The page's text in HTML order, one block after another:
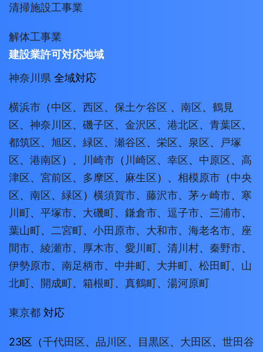
清掃施設工事業
解体工事業
建設業許可対応地域
神奈川県 全域対応
横浜市 （中区、 西区、 保土ケ谷区 、 南区、 鶴見
区、 神奈川区、 磯子区、 金沢区、 港北区、 青葉区、
都筑区、 旭区、 緑区、 瀬谷区、 栄区、 泉区、
戸塚
区、 港南区）、 川崎市 （ 川崎区、 幸区、 中原区、 高
津区、 宮前区、 多摩区、 麻生区）、 相模原市 （中央
区、 南区、 緑区） 横須賀市、 藤沢市、 茅ヶ崎市、 寒
川町、 平塚市、 大磯町、 鎌倉市、 逗子市、 三浦市、
葉山町、 二宮町、 小田原市、 大和市、 海老名市、 座
間市、 綾瀬市、 厚木市、 愛川町、 清川村、 秦野市、
伊勢原市、 南足柄市、 中井町、 大井町、 松田町、 山
北町、 開成町、 箱根町、 真鶴町、 湯河原町
東京都 対応
23区（千代田区、 品川区、 目黒区、 大田区、 世田谷